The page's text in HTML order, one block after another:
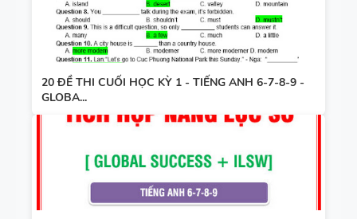
20 ĐỀ THI CUỐI HỌC KỲ 1 - TIẾNG ANH 6-7-8-9 -
GLOBA...